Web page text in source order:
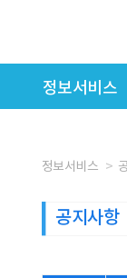
정보서비스
정보서비스
공지사항